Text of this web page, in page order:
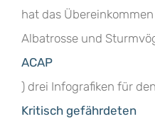
hat das
Albatrosse und
ACAP
) drei Infografiken für den
Kritisch gefährdeten